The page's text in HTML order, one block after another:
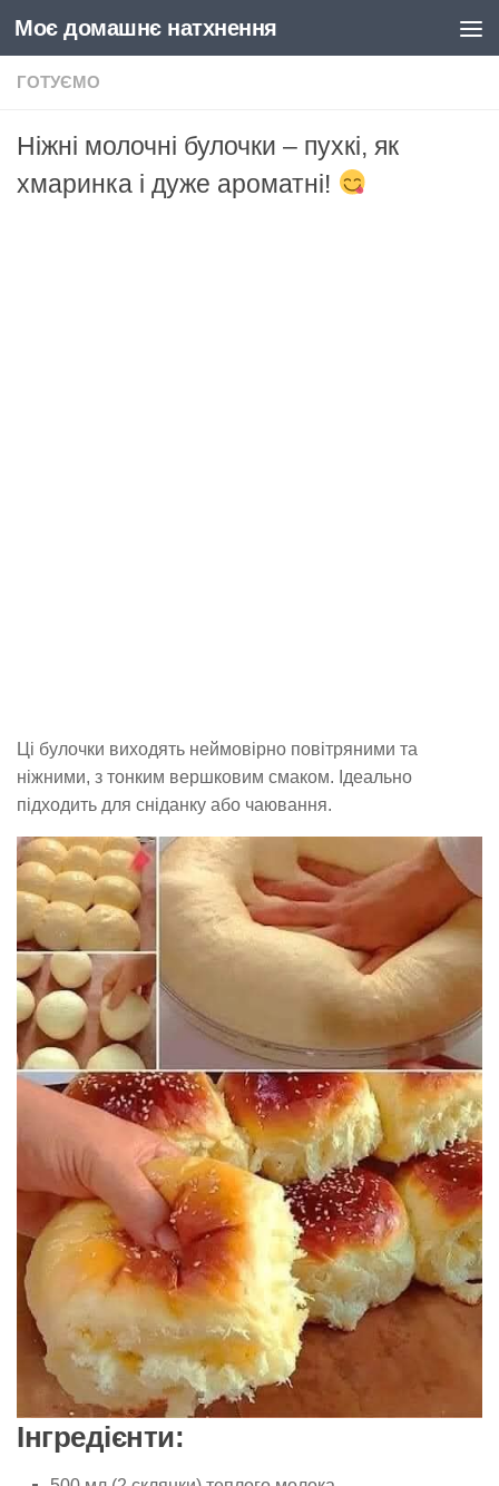
Skip to content
Моє домашнє натхнення
ГОТУЄМО
Ніжні молочні булочки – пухкі, як
хмаринка і дуже ароматні!
Ці булочки виходять неймовірно повітряними та
ніжними, з тонким вершковим смаком. Ідеально
підходить для сніданку або чаювання.
Інгредієнти: